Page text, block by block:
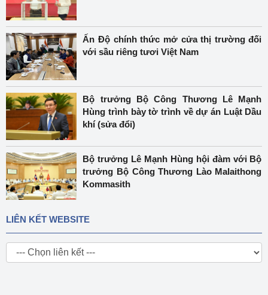
Ấn Độ chính thức mở cửa thị trường đối
với sầu riêng tươi Việt Nam
Bộ trưởng Bộ Công Thương Lê Mạnh
Hùng trình bày tờ trình về dự án Luật Dầu
khí (sửa đổi)
Bộ trưởng Lê Mạnh Hùng hội đàm với Bộ
trưởng Bộ Công Thương Lào Malaithong
Kommasith
LIÊN KẾT WEBSITE